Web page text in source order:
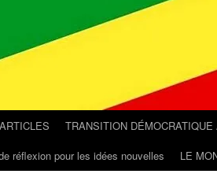
TRANSITION DÉMOCRATIQUE
réflexion pour les idées nouvelles LE